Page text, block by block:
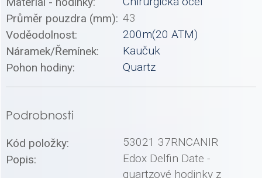
Průměr pouzdra (mm): 43
Voděodolnost:
200m(20 ATM)
Náramek/Řemínek:
Kaučuk
Pohon hodiny:
Quartz
Podrobnosti
Kód položky:
53021 37RNCANIR
Popis:
Edox Delfin Date -
quartzové hodinky z